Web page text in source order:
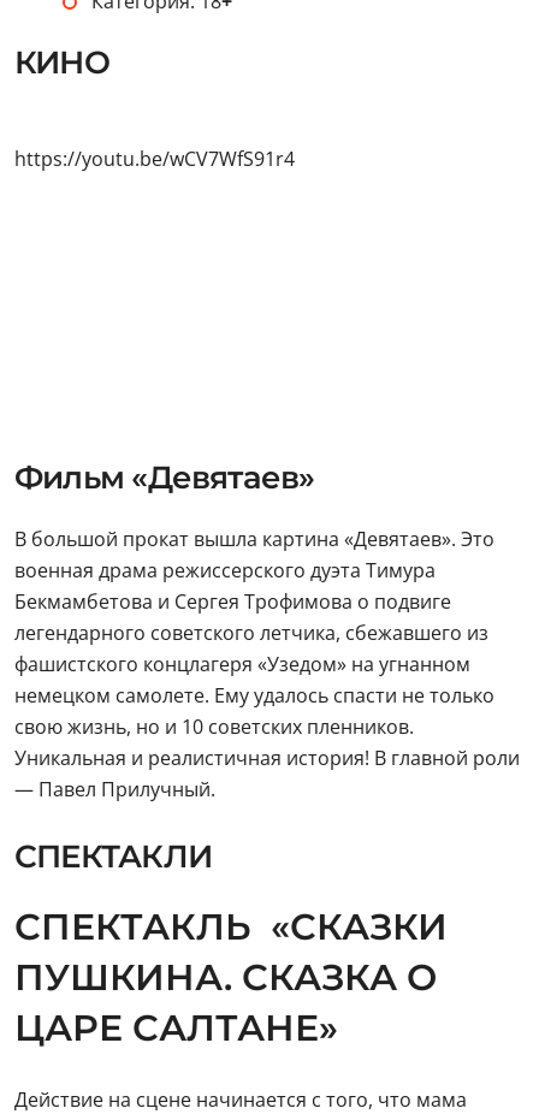
КИНО
https://youtu.be/wCV7WfS91r4
Фильм «Девятаев»
В большой прокат вышла картина «Девятаев». Это
военная драма режиссерского дуэта Тимура
Бекмамбетова и Сергея Трофимова о подвиге
легендарного советского летчика, сбежавшего из
фашистского концлагеря «Узедом» на угнанном
немецком самолете. Ему удалось спасти не только
свою жизнь, но и 10 советских пленников.
Уникальная и реалистичная история! В главной роли
— Павел Прилучный.
СПЕКТАКЛИ
СПЕКТАКЛЬ «СКАЗКИ
ПУШКИНА. СКАЗКА О
ЦАРЕ САЛТАНЕ»
Действие на сцене начинается с того, что мама